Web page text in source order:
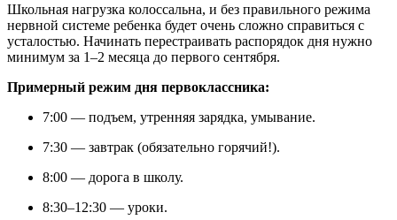
Школьная нагрузка колоссальна, и без правильного режима
нервной системе ребенка будет очень сложно справиться с
усталостью. Начинать перестраивать распорядок дня нужно
минимум за 1–2 месяца до первого сентября.
Примерный режим дня первоклассника:
7:00 — подъем, утренняя зарядка, умывание.
7:30 — завтрак (обязательно горячий!).
8:00 — дорога в школу.
8:30–12:30 — уроки.